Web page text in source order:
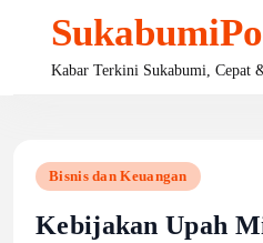
contentKabar Terkini Sukabumi, Cepat
Bisnis dan Keuangan
Kebijakan Upah